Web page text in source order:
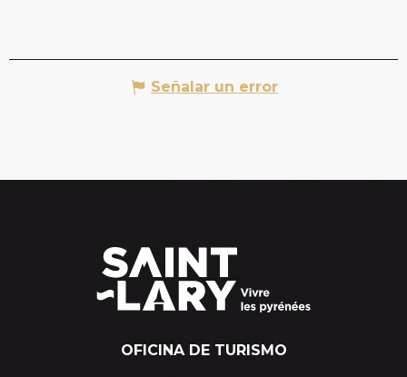
Señalar un error
OFICINA DE TURISMO